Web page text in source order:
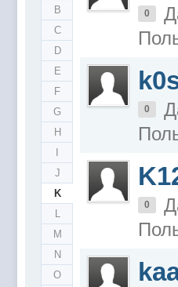
B
C
D
E
F
G
H
J
K
L
M
N
O
0
0
0